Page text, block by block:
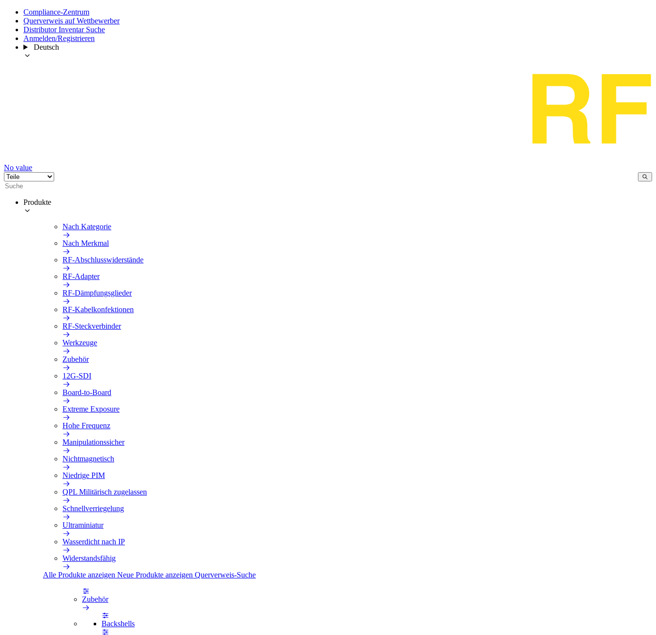
Compliance-Zentrum
Querverweis auf Wettbewerber
Distributor Inventar Suche
Anmelden/Registrieren
Deutsch
No value
Produkte
Nach Kategorie
Nach Merkmal
RF-Abschlusswiderstände
RF-Adapter
RF-Dämpfungsglieder
RF-Kabelkonfektionen
RF-Steckverbinder
Werkzeuge
Zubehör
12G-SDI
Board-to-Board
Extreme Exposure
Hohe Frequenz
Manipulationssicher
Nichtmagnetisch
Niedrige PIM
QPL Militärisch zugelassen
Schnellverriegelung
Ultraminiatur
Wasserdicht nach IP
Widerstandsfähig
Alle Produkte anzeigen Neue Produkte anzeigen Querverweis-Suche
Zubehör
Backshells